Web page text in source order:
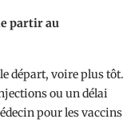
partir au
départ, voire plus tôt.
ou un délai
pour les vaccins